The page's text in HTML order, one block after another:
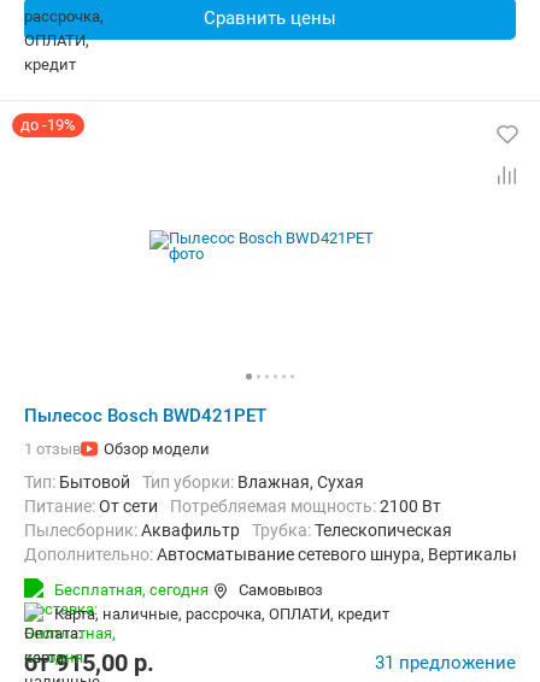
Сравнить цены
до -19%
Пылесос Bosch BWD421PET
1 отзыв Обзор модели
Тип: Бытовой Тип уборки: Влажная, Сухая
питание:От сети Потребляемая мощность:2100 Вт
пылесборник:Аквафильтр трубка:Телескопическая
Дополнительно:Автосматывание сетевого шнура,
Радиус действия:
Бесплатная, сегодня
Самовывоз
карта, наличные, рассрочка, ОПЛАТИ, кредит
от915,00 p. 31 предложение